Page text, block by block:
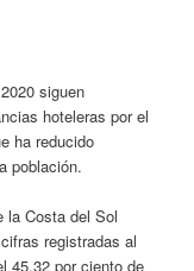
siguen
hoteleras por el
ha reducido
población.
la Costa del Sol
registradas al
45,32 por ciento de